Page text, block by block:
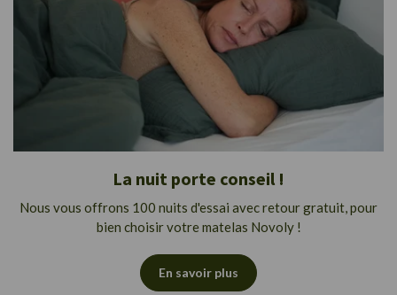
La nuit porte conseil !
Nous vous offrons 100 nuits d'essai avec retour gratuit, pour
bien choisir votre matelas Novoly !
En savoir plus